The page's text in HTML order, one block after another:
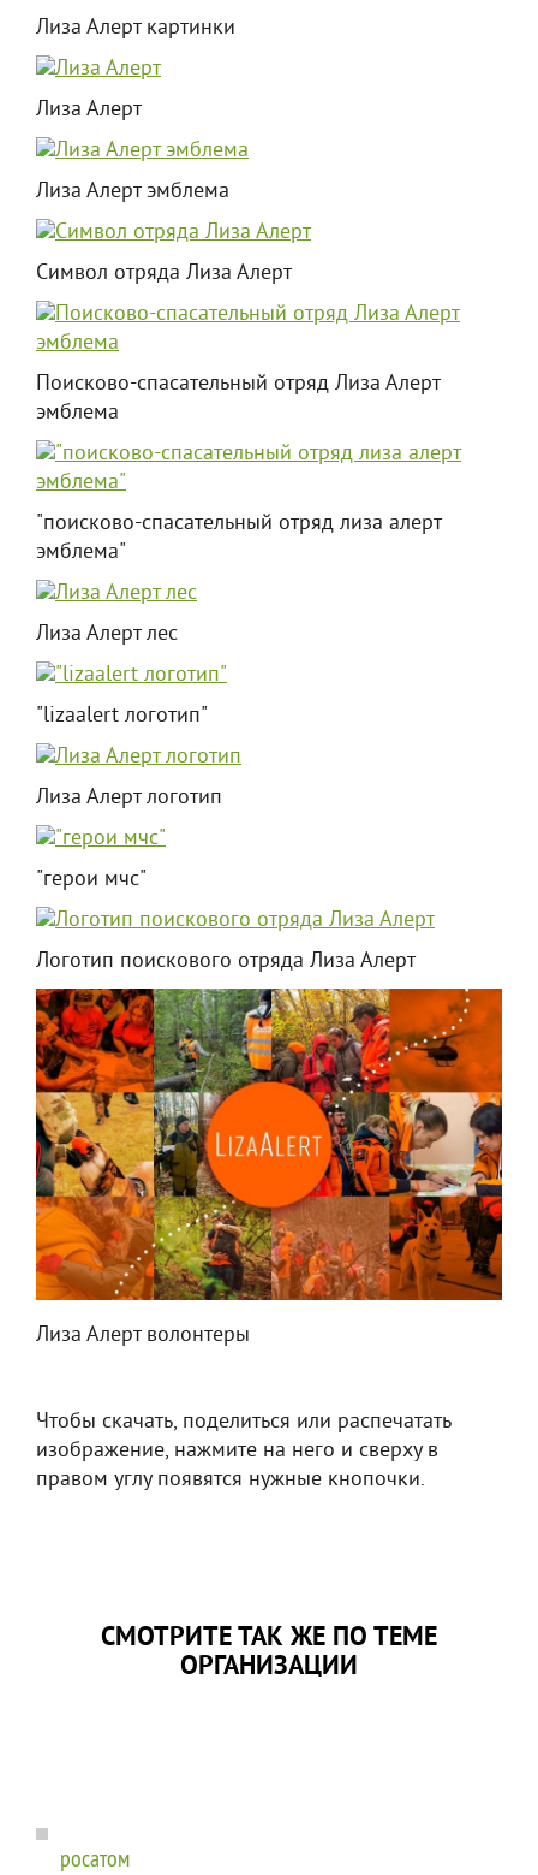
Лиза Алерт картинки
Лиза Алерт
Лиза Алерт эмблема
Символ отряда Лиза Алерт
Поисково-спасательный отряд Лиза Алерт
эмблема
"поисково-спасательный отряд лиза алерт
эмблема"
Лиза Алерт лес
"lizaalert логотип"
Лиза Алерт логотип
"герои мчс"
Логотип поискового отряда Лиза Алерт
Лиза Алерт волонтеры
Чтобы скачать, поделиться или распечатать
изображение, нажмите на него и сверху в
правом углу появятся нужные кнопочки.
СМОТРИТЕ ТАК ЖЕ ПО ТЕМЕ
ОРГАНИЗАЦИИ
росатом